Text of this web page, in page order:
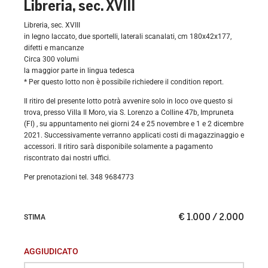
Libreria, sec. XVIII
Libreria, sec. XVIII
in legno laccato, due sportelli, laterali scanalati, cm 180x42x177,
difetti e mancanze
Circa 300 volumi
la maggior parte in lingua tedesca
* Per questo lotto non è possibile richiedere il condition report.
Il ritiro del presente lotto potrà avvenire solo in loco ove questo si
trova, presso Villa Il Moro, via S. Lorenzo a Colline 47b, Impruneta
(FI) , su appuntamento nei giorni 24 e 25 novembre e 1 e 2 dicembre
2021. Successivamente verranno applicati costi di magazzinaggio e
accessori. Il ritiro sarà disponibile solamente a pagamento
riscontrato dai nostri uffici.
Per prenotazioni tel. 348 9684773
€ 1.000 / 2.000
STIMA
AGGIUDICATO